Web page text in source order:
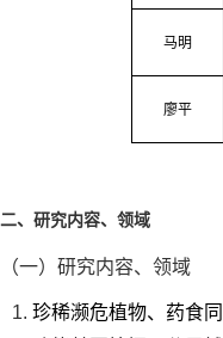
马明
廖平
二、 研究内容、领域
（一）研究内容、领域
珍稀濒危植物、药食